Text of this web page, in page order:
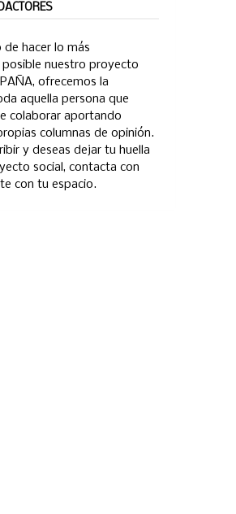
hacer lo más
nuestro proyecto
ofrecemos la
aquella persona que
colaborar aportando
columnas de opinión.
y deseas dejar tu huella
social, contacta con
con tu espacio.